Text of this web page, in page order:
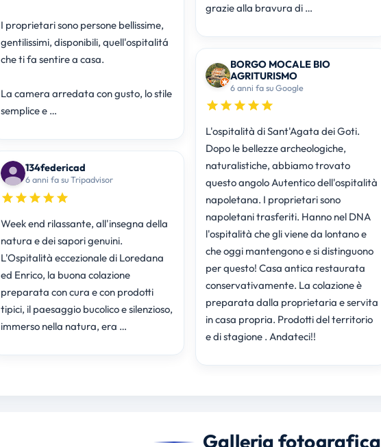
I proprietari sono persone bellissime,
gentilissimi, disponibili, quell'ospitalitá
che ti fa sentire a casa.
La camera arredata con gusto, lo stile
semplice e …
134federicad
6 anni fa su Tripadvisor
Week end rilassante, all'insegna della
natura e dei sapori genuini.
L'Ospitalità eccezionale di Loredana
ed Enrico, la buona colazione
preparata con cura e con prodotti
tipici, il paesaggio bucolico e silenzioso,
immerso nella natura, era …
grazie alla bravura di …
BORGO MOCALE BIO
AGRITURISMO
6 anni fa su Google
L'ospitalità di Sant'Agata dei Goti.
Dopo le bellezze archeologiche,
naturalistiche, abbiamo trovato
questo angolo Autentico dell'ospitalità
napoletana. I proprietari sono
napoletani trasferiti. Hanno nel DNA
l'ospitalità che gli viene da lontano e
che oggi mantengono e si distinguono
per questo! Casa antica restaurata
conservativamente. La colazione è
preparata dalla proprietaria e servita
in casa propria. Prodotti del territorio
e di stagione . Andateci!!
Galleria fotografica